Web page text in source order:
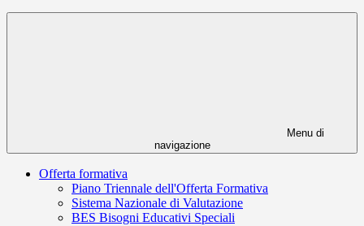
Menu di
navigazione
Offerta formativa
Piano Triennale dell'Offerta Formativa
Sistema Nazionale di Valutazione
BES Bisogni Educativi Speciali